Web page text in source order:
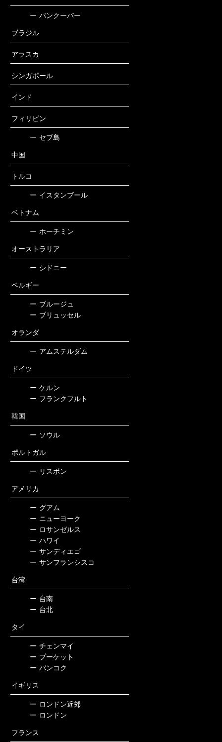
ー バンクーバー
ブラジル
アラスカ
シンガポール
インド
フィリピン
ー セブ島
中国
トルコ
ー イスタンブール
ベトナム
ー ホーチミン
オーストラリア
ー シドニー
ベルギー
ー ブルージュ
ー ブリュッセル
オランダ
ー アムステルダム
ドイツ
ー ケルン
ー フランクフルト
韓国
ー ソウル
ポルトガル
ー リスボン
アメリカ
ー グアム
ー ニューヨーク
ー ロサンゼルス
ー ハワイ
ー サンディエゴ
ー サンフランシスコ
台湾
ー 台南
ー 台北
タイ
ー チェンマイ
ー プーケット
ー バンコク
イギリス
ー ロンドン近郊
ー ロンドン
フランス